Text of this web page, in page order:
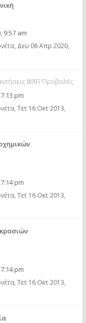
9:57 am
, Δευ 06 Απρ 2020,
8097 Προβολές
pm
, Τετ 16 Οκτ 2013,
pm
, Τετ 16 Οκτ 2013,
pm
, Τετ 16 Οκτ 2013,